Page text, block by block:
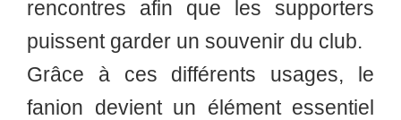
rencontres afin que les supporters
puissent garder un souvenir du club.
Grâce à ces différents usages, le
fanion devient un élément essentiel